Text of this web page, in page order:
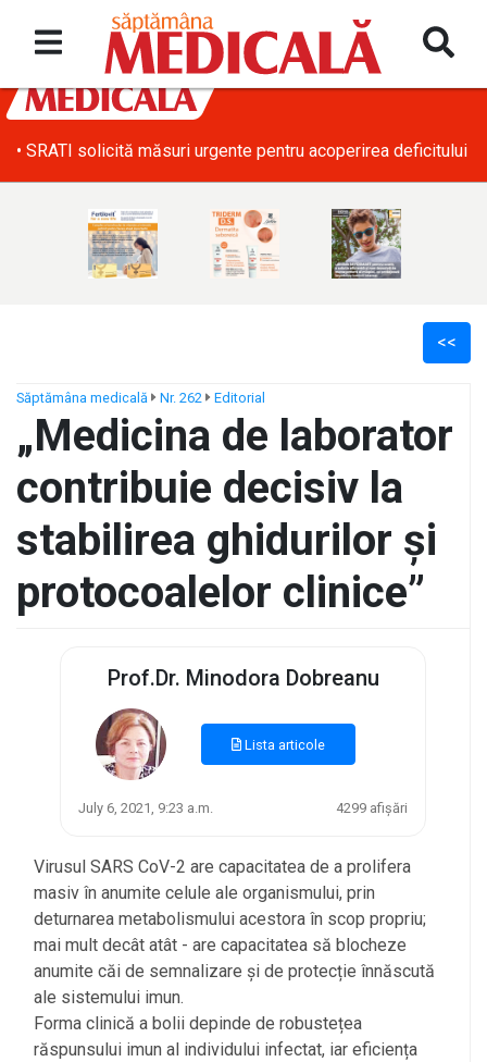
• SRATI solicită măsuri urgente pentru acoperirea deficitului
<<
Săptămâna medicală Nr. 262 Editorial
„Medicina de laborator
contribuie decisiv la
stabilirea ghidurilor și
protocoalelor clinice”
Prof.Dr. Minodora Dobreanu
Lista articole
July 6, 2021, 9:23 a.m. 4299 afișări
Virusul SARS CoV-2 are capacitatea de a prolifera
masiv în anumite celule ale organismului, prin
deturnarea metabolismului acestora în scop propriu;
mai mult decât atât - are capacitatea să blocheze
anumite căi de semnalizare și de protecție înnăscută
ale sistemului imun.
Forma clinică a bolii depinde de robustețea
răspunsului imun al individului infectat, iar eficiența